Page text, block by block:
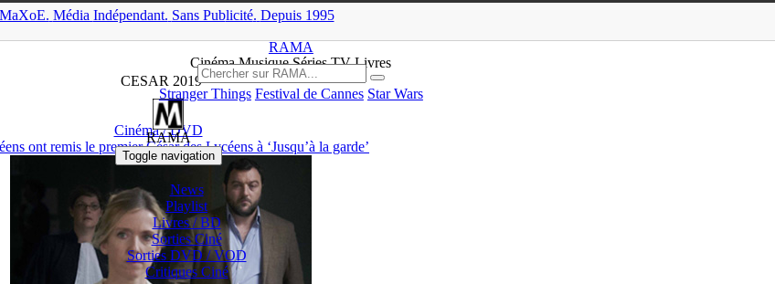
MaXoE. Média Indépendant. Sans Publicité. Depuis 1995
RAMA
CinémaMusique SériesTVLivres
Stranger Things Festival de Cannes Star Wars
RAMA
Toggle navigation
News
Playlist
Livres / BD
Sorties Ciné
Sorties DVD / VOD
CritiquesCiné
▲
CESAR 2019
Cinéma / DVD
ont remis le premier César des Lycéens à ‘Jusqu’à la garde’